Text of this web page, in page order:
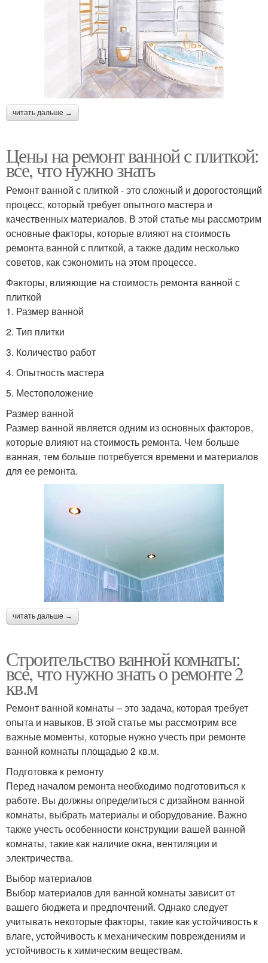
читать дальше →
Цены на ремонт ванной с плиткой:
все, что нужно знать
Ремонт ванной с плиткой - это сложный и дорогостоящий
процесс, который требует опытного мастера и
качественных материалов. В этой статье мы рассмотрим
основные факторы, которые влияют на стоимость
ремонта ванной с плиткой, а также дадим несколько
советов, как сэкономить на этом процессе.
Факторы, влияющие на стоимость ремонта ванной с
плиткой
1. Размер ванной
2. Тип плитки
3. Количество работ
4. Опытность мастера
5. Местоположение
Размер ванной
Размер ванной является одним из основных факторов,
которые влияют на стоимость ремонта. Чем больше
ванная, тем больше потребуется времени и материалов
для ее ремонта.
читать дальше →
Строительство ванной комнаты:
все, что нужно знать о ремонте 2
кв.м
Ремонт ванной комнаты – это задача, которая требует
опыта и навыков. В этой статье мы рассмотрим все
важные моменты, которые нужно учесть при ремонте
ванной комнаты площадью 2 кв.м.
Подготовка к ремонту
Перед началом ремонта необходимо подготовиться к
работе. Вы должны определиться с дизайном ванной
комнаты, выбрать материалы и оборудование. Важно
также учесть особенности конструкции вашей ванной
комнаты, такие как наличие окна, вентиляции и
электричества.
Выбор материалов
Выбор материалов для ванной комнаты зависит от
вашего бюджета и предпочтений. Однако следует
учитывать некоторые факторы, такие как устойчивость к
влаге, устойчивость к механическим повреждениям и
устойчивость к химическим веществам.